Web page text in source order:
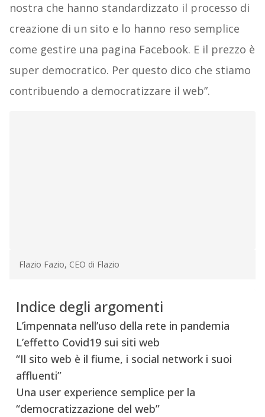
nostra che hanno standardizzato il processo di
creazione di un sito e lo hanno reso semplice
come gestire una pagina Facebook. E il prezzo è
super democratico. Per questo dico che stiamo
contribuendo a democratizzare il web”.
Flazio Fazio, CEO di Flazio
Indice degli argomenti
L’impennata nell’uso della rete in pandemia
L’effetto Covid19 sui siti web
“Il sito web è il fiume, i social network i suoi
affluenti”
Una user experience semplice per la
“democratizzazione del web”